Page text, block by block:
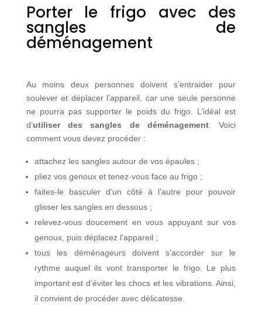
Porter le frigo avec des
sangles de
déménagement
Au moins deux personnes doivent s’entraider pour
soulever et déplacer l’appareil, car une seule personne
ne pourra pas supporter le poids du frigo. L’idéal est
d’utiliser des sangles de déménagement. Voici
comment vous devez procéder :
attachez les sangles autour de vos épaules ;
pliez vos genoux et tenez-vous face au frigo ;
faites-le basculer d’un côté à l’autre pour pouvoir
glisser les sangles en dessous ;
relevez-vous doucement en vous appuyant sur vos
genoux, puis déplacez l’appareil ;
tous les déménageurs doivent s’accorder sur le
rythme auquel ils vont transporter le frigo. Le plus
important est d’éviter les chocs et les vibrations. Ainsi,
il convient de procéder avec délicatesse.